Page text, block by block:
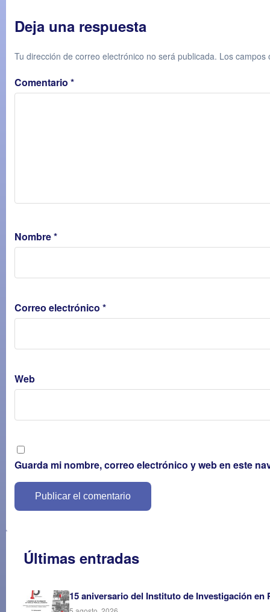
Deja una respuesta
Tu dirección de correo electrónico no será publicada. Los campos
Comentario *
Nombre*
Correo electrónico *
Web
Guarda mi nombre, correo electrónico y web en este
Últimas entradas
15 aniversario del Instituto de Investigación